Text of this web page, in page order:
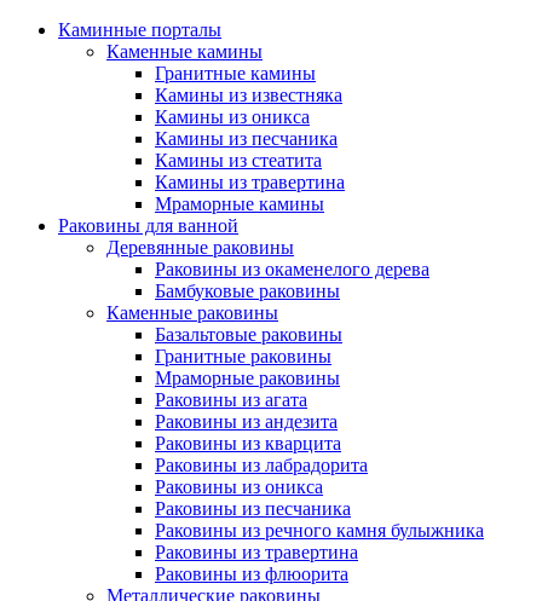
Каминные порталы
Каменные камины
Гранитные камины
Камины из известняка
Камины из оникса
Камины из песчаника
Камины из стеатита
Камины из травертина
Мраморные камины
Раковины для ванной
Деревянные раковины
Раковины из окаменелого дерева
Бамбуковые раковины
Каменные раковины
Базальтовые раковины
Гранитные раковины
Мраморные раковины
Раковины из агата
Раковины из андезита
Раковины из кварцита
Раковины из лабрадорита
Раковины из оникса
Раковины из песчаника
Раковины из речного камня булыжника
Раковины из травертина
Раковины из флюорита
Металлические раковины